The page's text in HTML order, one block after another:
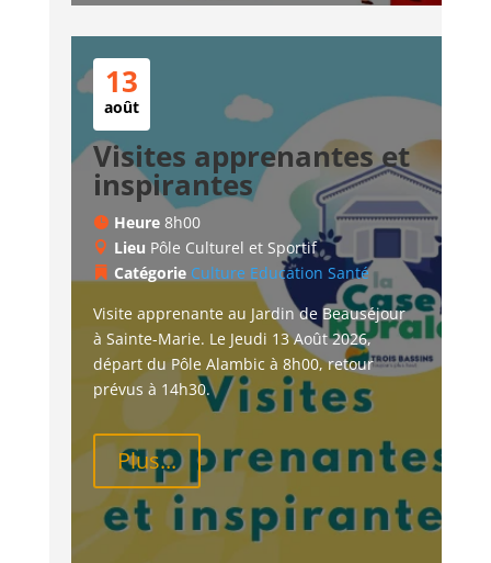
13
août
Visites apprenantes et
inspirantes
Heure 8h00
Lieu Pôle Culturel et Sportif
Catégorie Culture Education Santé
Visite apprenante au Jardin de Beauséjour
à Sainte-Marie. Le Jeudi 13 Août 2026,
départ du Pôle Alambic à 8h00, retour
prévus à 14h30.
Plus...